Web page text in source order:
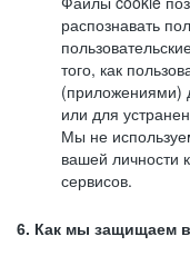
распознавать
того, как
(приложениями)
или для
Мы не
вашей личности
сервисов.
6. Как мы защищаем